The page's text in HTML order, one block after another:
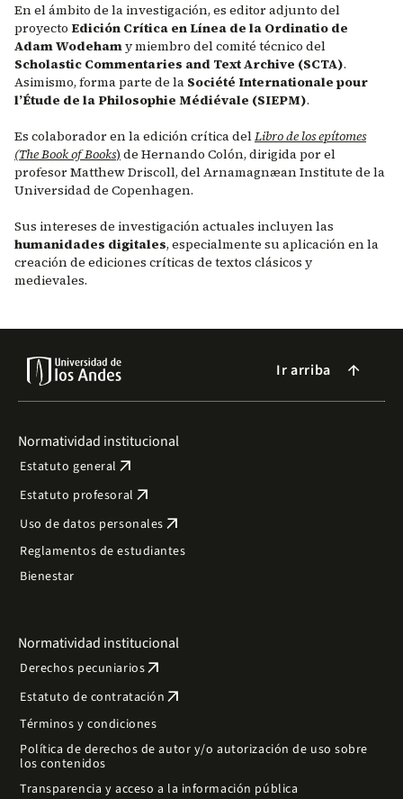
En el ámbito de la investigación, es editor adjunto del
proyecto Edición Crítica en Línea de la Ordinatio de
Adam Wodehamy miembro del comité técnico del
Scholastic Commentaries and Text Archive (SCTA).
Asimismo, forma parte de la Société Internationale pour
l’Étude de la Philosophie Médiévale (SIEPM).
Es colaborador en la edición crítica delLibro de los epítomes
(The Book of Books) de Hernando Colón, dirigida por el
profesor Matthew Driscoll, del Arnamagnæan Institute de la
Universidad de Copenhagen.
Sus intereses de investigación actuales incluyen las
humanidades digitales, especialmente su aplicación en la
creación de ediciones críticas de textos clásicos y
medievales.
Ir arriba arrow_forward
Normatividad institucional
Estatuto general arrow_outward
Estatuto profesoral arrow_outward
Uso de datos personales arrow_outward
Reglamentos de estudiantes
Bienestar
Normatividad institucional
Derechos pecuniariosarrow_outward
Estatuto de contratación arrow_outward
Términos y condiciones
Política de derechos de autor y/o autorización de uso sobre
los contenidos
Transparencia y acceso a la información pública